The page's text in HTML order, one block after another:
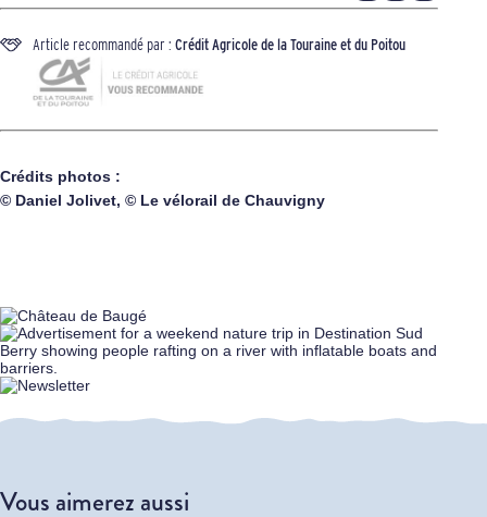
Article recommandé par : Crédit Agricole de la Touraine et du Poitou
Crédits photos :
© Daniel Jolivet, © Le vélorail de Chauvigny
Vous aimerez aussi